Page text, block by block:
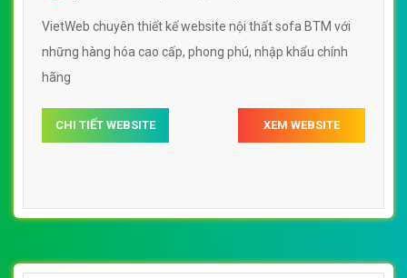
VietWeb chuyên thiết kế website nội thất sofa BTM với
những hàng hóa cao cấp, phong phú, nhập khẩu chính
hãng
CHI TIẾT WEBSITE XEM WEBSITE